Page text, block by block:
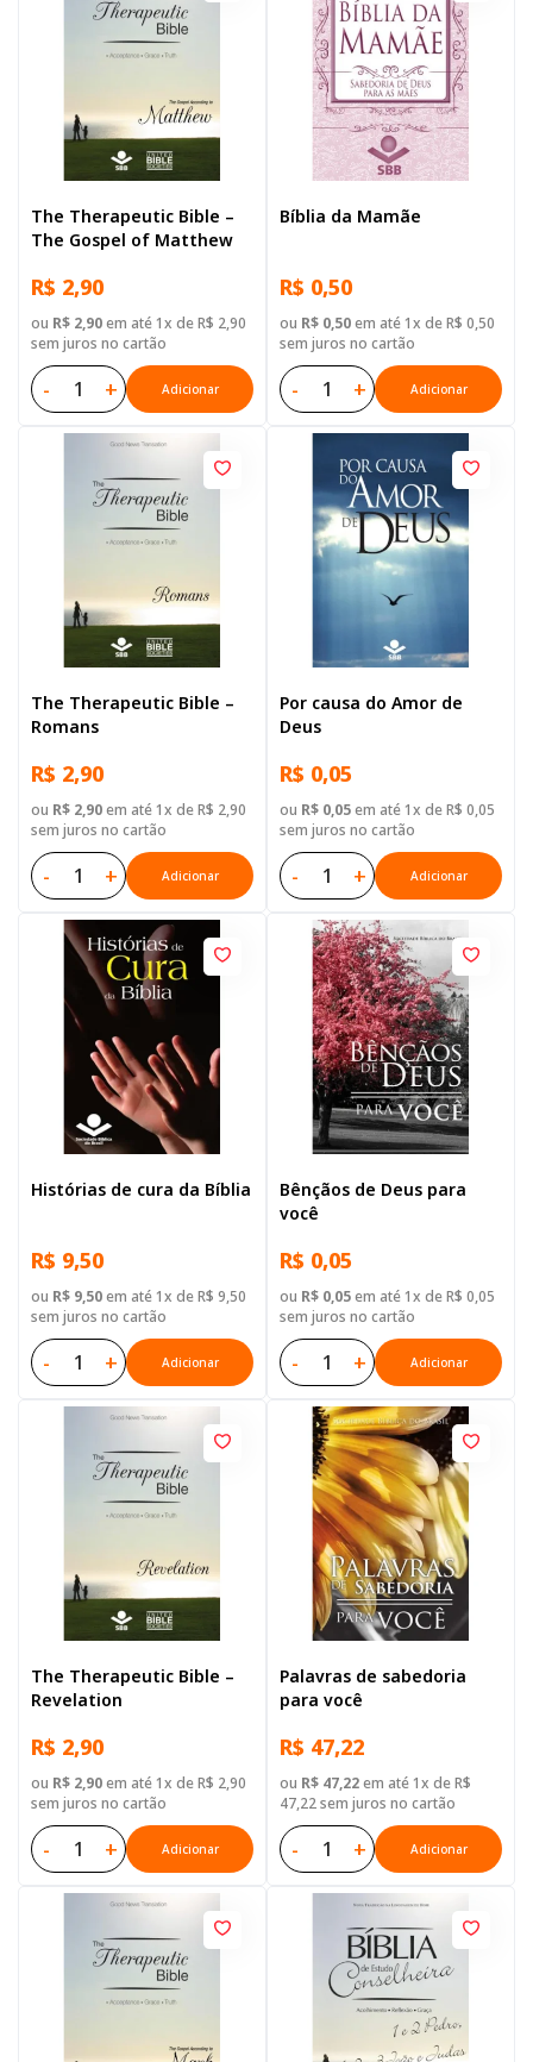
The Therapeutic Bible –
The Gospel of Matthew
R$ 2,90
ou R$ 2,90em até 1x de R$ 2,90
sem juros no cartão
- + Adicionar
Bíblia da Mamãe
R$ 0,50
ou R$ 0,50em até 1x de R$ 0,50
sem juros no cartão
- + Adicionar
The Therapeutic Bible –
Romans
R$ 2,90
ou R$ 2,90em até 1x de R$ 2,90
sem juros no cartão
- + Adicionar
Por causa do Amor de
Deus
R$ 0,05
ou R$ 0,05em até 1x de R$ 0,05
sem juros no cartão
- + Adicionar
Histórias de cura da Bíblia
R$ 9,50
ou R$ 9,50em até 1x de R$ 9,50
sem juros no cartão
- + Adicionar
Bênçãos de Deus para
você
R$ 0,05
ou R$ 0,05em até 1x de R$ 0,05
sem juros no cartão
- + Adicionar
The Therapeutic Bible –
Revelation
R$ 2,90
ou R$ 2,90em até 1x de R$ 2,90
sem juros no cartão
- + Adicionar
Palavras de sabedoria
para você
R$ 47,22
ou R$ 47,22em até 1x de R$
47,22 sem juros no cartão
- + Adicionar